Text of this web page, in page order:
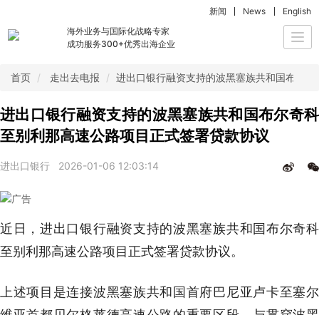
海外业务与国际化战略专家
成功服务300+优秀出海企业
新闻 News English
首页 走出去电报 进出口银行融资支持的波黑塞族共和国布尔
进出口银行融资支持的波黑塞族共和国布尔奇科
至别利那高速公路项目正式签署贷款协议
进出口银行 2026-01-06 12:03:14
近日，进出口银行融资支持的波黑塞族共和国布尔奇科
至别利那高速公路项目正式签署贷款协议。
上述项目是连接波黑塞族共和国首府巴尼亚卢卡至塞尔